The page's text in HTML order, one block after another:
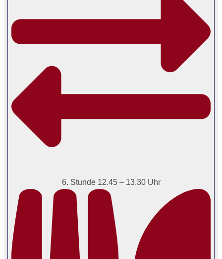
6. Stunde 12.45 – 13.30 Uhr